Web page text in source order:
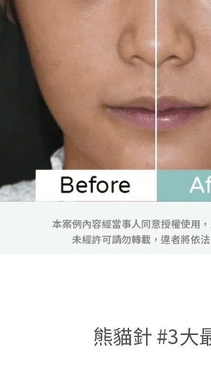
本案例內容經當事人同意授權使用，
未經許可請勿轉載，違者將依法
熊貓針 #3大